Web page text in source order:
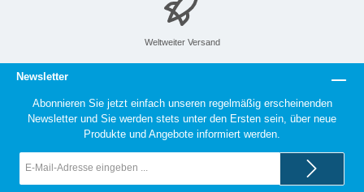
Weltweiter Versand
Newsletter
Abonnieren Sie jetzt einfach unseren regelmäßig erscheinenden
Newsletter und Sie werden stets unter den Ersten sein, über neue
Produkte und Angebote informiert werden.